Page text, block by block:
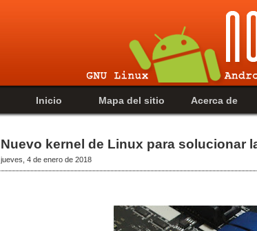
Inicio Mapa del sitio Acerca de
Nuevo kernel de Linux para solucionar
jueves, 4 de enero de 2018